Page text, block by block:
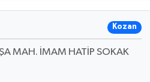
Kozan
MAH. İMAM HATİP SOKAK